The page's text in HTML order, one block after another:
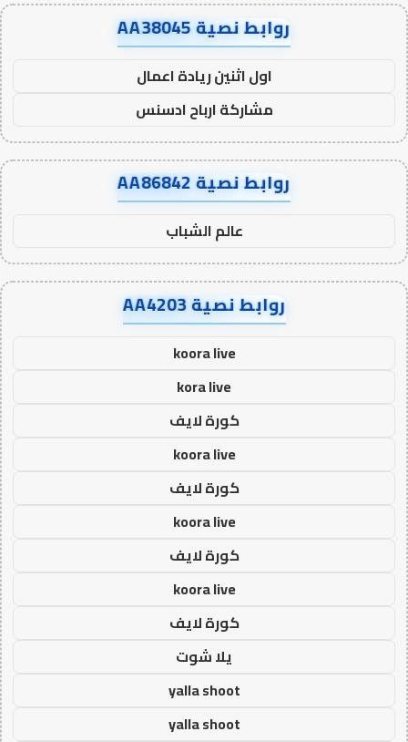
روابط نصية AA38045
اول اثنين ريادة اعمال
مشاركة ارباح ادسنس
روابط نصية AA86842
عالم الشباب
روابط نصية AA4203
koora live
kora live
كورة لايف
koora live
كورة لايف
koora live
كورة لايف
koora live
كورة لايف
يلا شوت
yalla shoot
yalla shoot